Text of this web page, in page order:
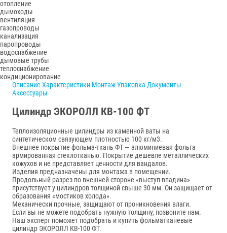
отопление
дымоходы
вентиляция
газопроводы
канализация
паропроводы
водоснабжение
дымовые трубы
теплоснабжение
кондиционирование
Описание Характеристики МонтажУпаковка Документы
Аксессуары
Цилиндр ЭКОРОЛЛ КВ-100 ФТ
Теплоизоляционные цилиндры из каменной ваты на
синтетическом связующем плотностью 100 кг/м3.
Внешнее покрытие фольма-ткань ФТ — алюминиевая фольга
армированная стеклотканью. Покрытие дешевле металлических
кожухов и не представляет ценности для вандалов.
Изделия предназначены для монтажа в помещении.
Продольный разрез по внешней стороне «выступ-впадина»
присутствует у цилиндров толщиной свыше 30 мм. Он защищает от
образования «мостиков холода».
Механически прочные, защищают от проникновения влаги.
Если вы не можете подобрать нужную толщину, позвоните нам.
Наш эксперт поможет подобрать и купить фольматканевые
цилиндр ЭКОРОЛЛ КВ-100 ФТ.